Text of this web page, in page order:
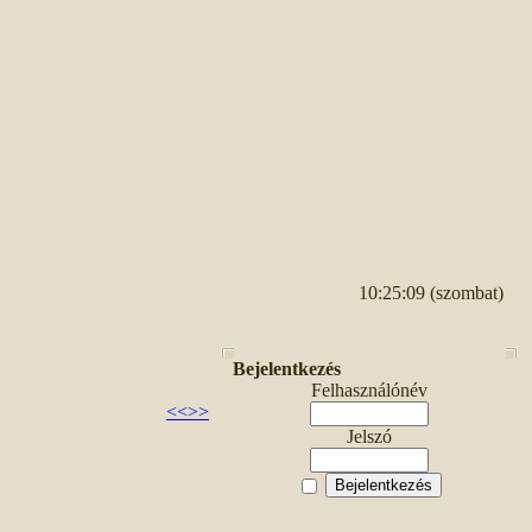
10:25:09 (szombat)
<<>>
Bejelentkezés
Felhasználónév
Jelszó